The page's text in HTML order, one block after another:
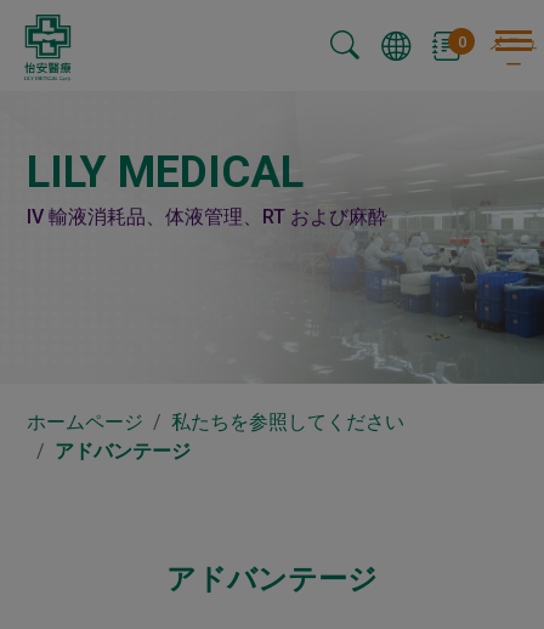
0
メニュ
ー
LILY MEDICAL
IV 輸液消耗品、体液管理、RT および麻酔
ホームページ
私たちを参照してください
アドバンテージ
アドバンテージ
クッキー利用の管理について